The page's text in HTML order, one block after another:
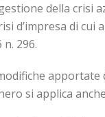
della crisi
d’impresa di cui
n. 296.
apportate
si applica